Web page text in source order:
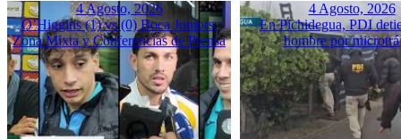
4 Agosto, 2026
O’Higgins (1) vs (0) Boca Juniors:
Zona Mixta y Conferencias de Prensa
4 Agosto, 2026
En Pichidegua, PDI
hombre por